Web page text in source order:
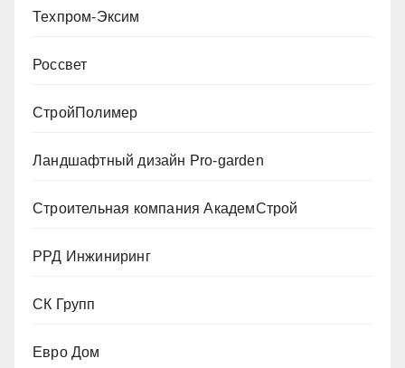
Техпром-Эксим
Россвет
СтройПолимер
Ландшафтный дизайн Pro-garden
Строительная компания АкадемСтрой
РРД Инжиниринг
СК Групп
Евро Дом